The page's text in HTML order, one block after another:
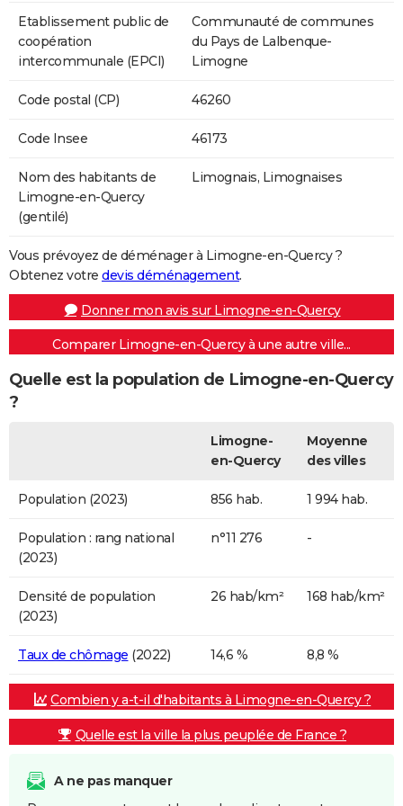
Etablissement public de
coopération
intercommunale (EPCI)
Communauté de communes
du Pays de Lalbenque-
Limogne
Code postal (CP) 46260
Code Insee 46173
Nom des habitants de
Limogne-en-Quercy
(gentilé)
Limognais, Limognaises
Vous prévoyez de déménager à Limogne-en-Quercy ?
Obtenez votre devis déménagement.
Donner mon avis sur Limogne-en-Quercy
Comparer Limogne-en-Quercy à une autre ville...
Quelle est la population de Limogne-en-Quercy
?
Limogne-
en-Quercy
Moyenne
des villes
Population (2023) 856 hab. 1 994 hab.
Population : rang national
(2023)
n°11 276 -
Densité de population
(2023)
26 hab/km² 168 hab/km²
Taux de chômage (2022) 14,6 % 8,8 %
Combien y a-t-il d'habitants à Limogne-en-Quercy ?
Quelle est la ville la plus peuplée de France ?
A ne pas manquer